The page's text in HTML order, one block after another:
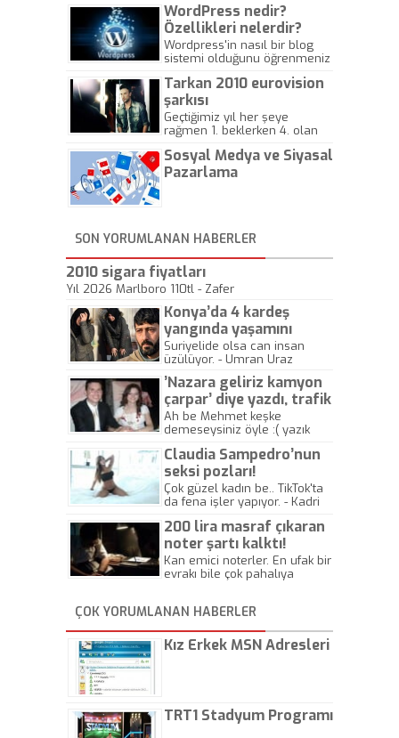
WordPress nedir?
Özellikleri nelerdir?
Wordpress'in nasıl bir blog
sistemi olduğunu öğrenmeniz
Tarkan 2010 eurovision
şarkısı
Geçtiğimiz yıl her şeye
rağmen 1. beklerken 4. olan
gösterisinin bu yarışmada
önemli olmadığını anlamıştır.
Sosyal Medya ve Siyasal
Pazarlama
SON YORUMLANAN HABERLER
2010 sigara fiyatları
Yıl 2026 Marlboro 110tl - Zafer
Konya’da 4 kardeş
yangında yaşamını
yitirdi
Suriyelide olsa can insan
üzülüyor. - Umran Uraz
’Nazara geliriz kamyon
çarpar’ diye yazdı, trafik
kazasında öldü!
Ah be Mehmet keşke
demeseysiniz öyle :( yazık
Claudia Sampedro’nun
seksi pozları!
Çok güzel kadın be.. TikTok'ta
da fena işler yapıyor. - Kadri
200 lira masraf çıkaran
noter şartı kalktı!
Kan emici noterler. En ufak bir
evrakı bile çok pahalıya
kaptırıyorsunuz. - Kayhan
Gezenti
ÇOK YORUMLANAN HABERLER
Kız Erkek MSN Adresleri
TRT1 Stadyum Programı